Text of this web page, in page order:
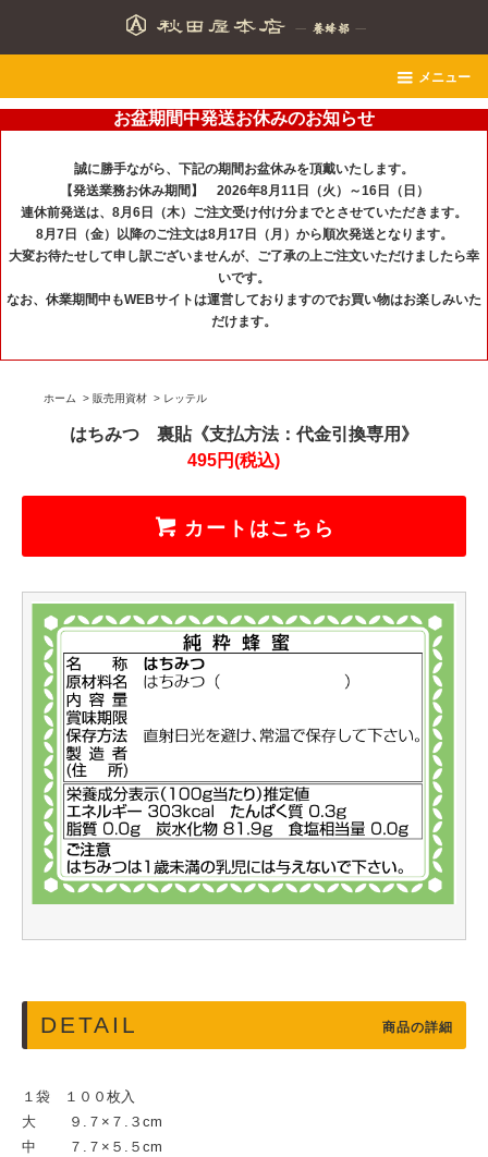
メニュー
お盆期間中発送お休みのお知らせ
誠に勝手ながら、下記の期間お盆休みを頂戴いたします。
【発送業務お休み期間】 2026年8月11日（火）～16日（日）
連休前発送は、8月6日（木）ご注文受け付け分までとさせていただきます。
8月7日（金）以降のご注文は8月17日（月）から順次発送となります。
大変お待たせして申し訳ございませんが、ご了承の上ご注文いただけましたら幸
いです。
なお、休業期間中もWEBサイトは運営しておりますのでお買い物はお楽しみいた
だけます。
ホーム > 販売用資材 > レッテル
はちみつ 裏貼《支払方法：代金引換専用》
495円(税込)
カートはこちら
DETAIL 商品の詳細
１袋 １００枚入
大 ９.７×７.３cm
中 ７.７×５.５cm